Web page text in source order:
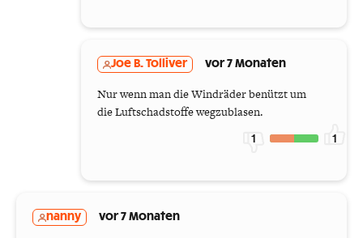
Joe B. Tolliver vor 7 Monaten
Nur wenn man die Windräder benützt um
die Luftschadstoffe wegzublasen.
1 1
nanny vor 7 Monaten